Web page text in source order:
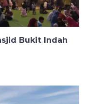
Bukit Indah